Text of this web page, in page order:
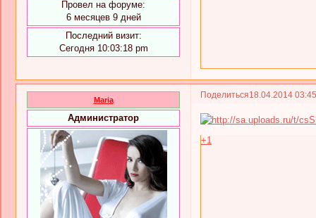
Провел на форуме:
6 месяцев 9 дней
Последний визит:
Сегодня 10:03:18 pm
Поделиться18.04.2014
Maria
Администратор
+1